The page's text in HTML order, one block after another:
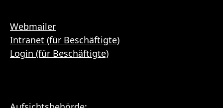
Webmailer
Intranet (für Beschäftigte)
Login (für Beschäftigte)